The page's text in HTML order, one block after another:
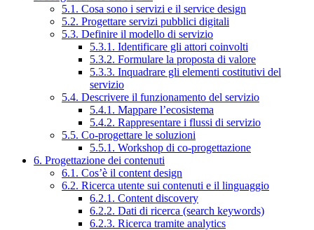
5.1. Cosa sono i servizi e il service design
5.2. Progettare servizi pubblici digitali
5.3. Definire il modello di servizio
5.3.1. Identificare gli attori coinvolti
5.3.2. Formulare la proposta di valore
5.3.3. Inquadrare gli elementi costitutivi del
servizio
5.4. Descrivere il funzionamento del servizio
5.4.1. Mappare l’ecosistema
5.4.2. Rappresentare i flussi di servizio
5.5. Co-progettare le soluzioni
5.5.1. Workshop di co-progettazione
6. Progettazione dei contenuti
6.1. Cos’è il content design
6.2. Ricerca utente sui contenuti e il linguaggio
6.2.1. Content discovery
6.2.2. Dati di ricerca (search keywords)
6.2.3. Ricerca tramite analytics